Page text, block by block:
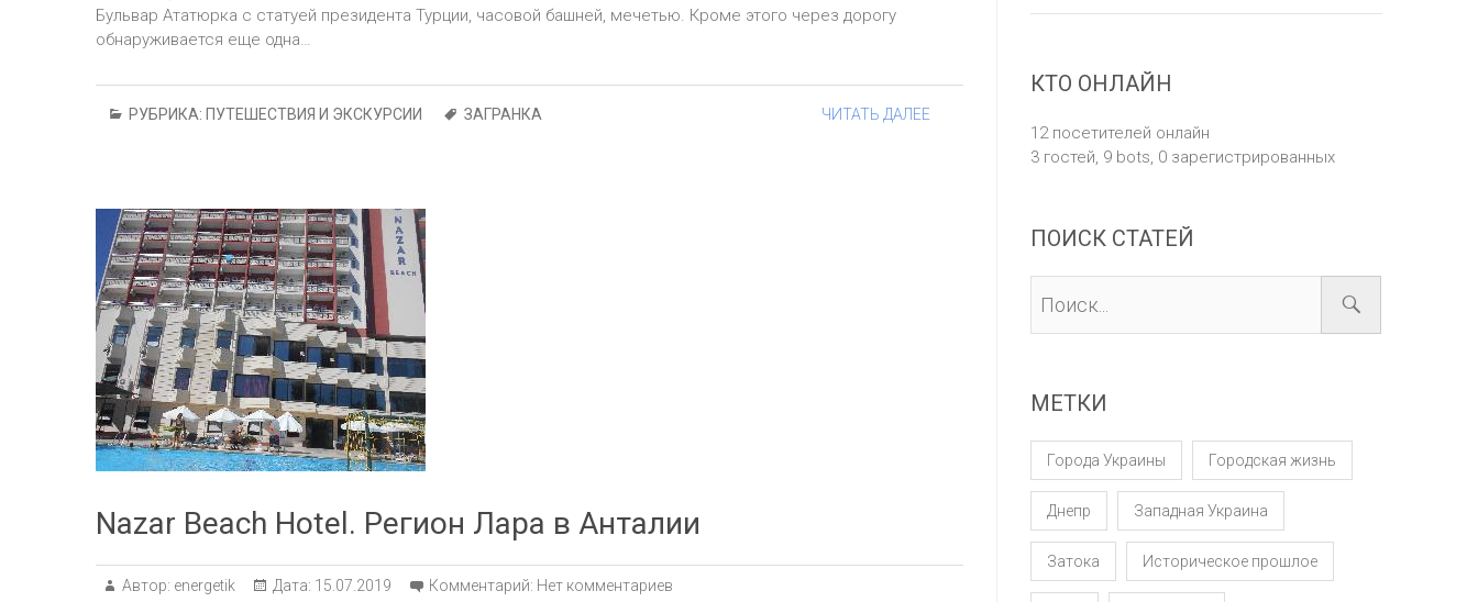
Бульвар Ататюрка с статуей президента Турции, часовой башней, мечетью. Кроме этого через дорогу
обнаруживается еще одна…
РУБРИКА: ПУТЕШЕСТВИЯ И ЭКСКУРСИИ ЗАГРАНКА ЧИТАТЬ ДАЛЕЕ
Nazar Beach Hotel. Регион Лара в Анталии
Автор: energetik Дата: 15.07.2019 Комментарий: Нет комментариев
КТО ОНЛАЙН
12 посетителей онлайн
3 гостей, 9 bots, 0 зарегистрированных
ПОИСК СТАТЕЙ
МЕТКИ
Города Украины Городская жизнь
Днепр Западная Украина
Затока Историческое прошлое